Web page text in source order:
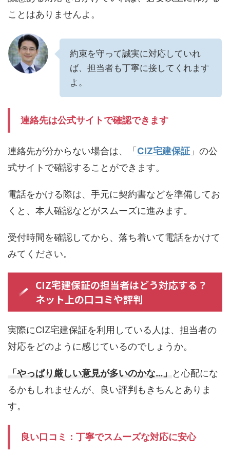
ことはありませんよ。
約束を守って誠実に対応していれ
ば、担当者も丁寧に接してくれます
よ。
連絡先は公式サイトで確認できます
連絡先が分からない場合は、「 CIZ宅建保証 」の公
式サイトで確認することができます。
電話をかける際は、手元に契約書などを準備してお
くと、本人確認などがスムーズに進みます。
受付時間を確認してから、落ち着いて電話をかけて
みてください。
CIZ宅建保証の担当者はどう対応する？
ネット上の口コミや評判
実際にCIZ宅建保証を利用している人は、担当者の
対応をどのように感じているのでしょうか。
「やっぱり厳しい意見が多いのかな…」
と心配にな
るかもしれませんが、良い評判もきちんとありま
す。
良い口コミ：丁寧でスムーズな対応に安心